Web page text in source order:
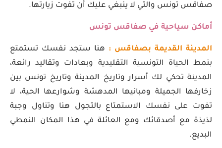
صفاقس تونس والتي لا ينبغي عليك أن تفوت زيارتها.
أماكن سياحية في صفاقس تونس
المدينة القديمة بصفاقس : هنا ستجد نفسك تستمتع
بنمط الحياة التونسية التقليدية وبعادات وتقاليد رائعة،
المدينة تحكي لك أسرار وتاريخ المدينة وتاريخ تونس بين
زخارفها الجميلة ومبانيها المدهشة وشوارعها الحية، لا
تفوت على نفسك الاستمتاع بالتجول هنا وتناول وجبة
لذيذة مع أصدقائك ومع العائلة في هذا المكان النمطي
البديع.